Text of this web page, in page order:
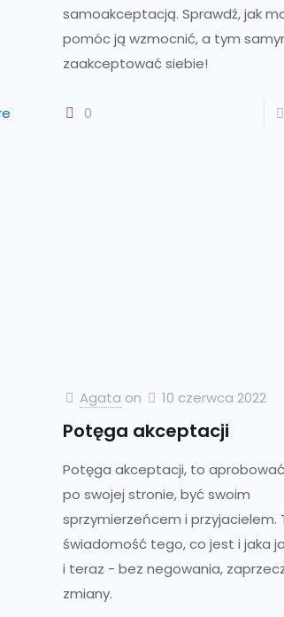
samoakceptacją. Sprawdź, jak
pomóc ją wzmocnić, a tym
zaakceptować siebie!
0
Agata on 10 czerwca 2022
Potęga akceptacji
Potęga akceptacji, to
po swojej stronie, być swoim
sprzymierzeńcem i przyjacielem.
świadomość tego, co jest i jaka
i teraz - bez negowania,
zmiany.